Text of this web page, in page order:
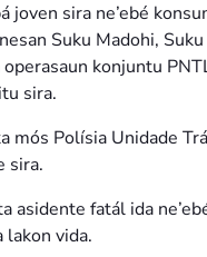
joven sira ne’ebé
Suku Madohi,
konjuntu
sira.
Polísia Unidade
sira.
fatál ida
vida.